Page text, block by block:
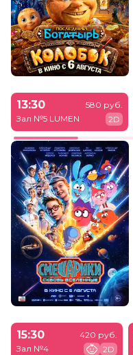
13:30
Зал №5 LUMEN
580 руб.
2D
15:30
Зал №4
420 руб.
2D